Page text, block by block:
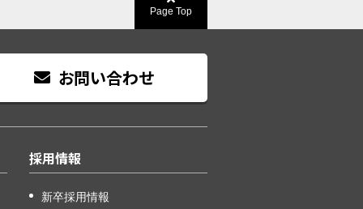
Page Top
お問い合わせ
採用情報
新卒採用情報